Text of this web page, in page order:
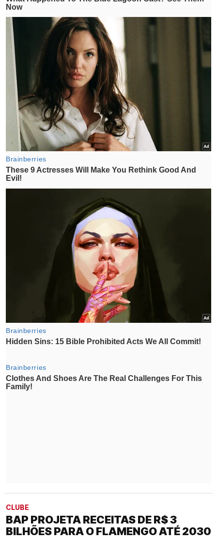
CLUBE
BAP PROJETA RECEITAS DE R$ 3
BILHÕES PARA O FLAMENGO ATÉ 2030